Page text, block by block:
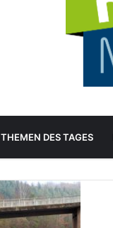
THEMEN DES TAGES